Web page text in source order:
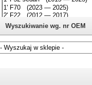
Wyszukiwanie wg. nr OEM